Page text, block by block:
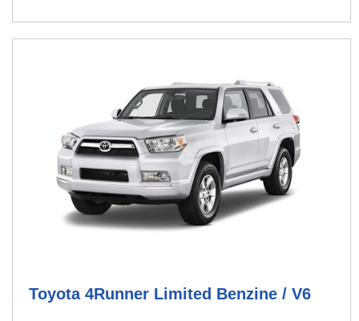
Toyota 4Runner Limited Benzine / V6